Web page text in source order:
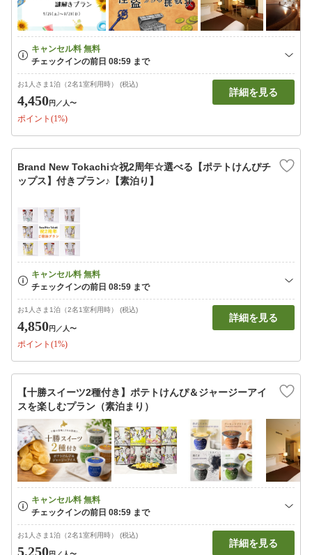
お1人さま1泊（2名1室利用時） (税込)
4,450円 ／人〜
ポイント(1%)
詳細を見る
Brand New Tokachi☆祝2周年☆選べる【ポテトけんぴチ
ップス】付きプラン♪【素泊り】
お1人さま1泊（2名1室利用時） (税込)
4,850円 ／人〜
ポイント(1%)
詳細を見る
【十勝スイーツ2種付き】ポテトけんぴ＆ジャージーアイ
スを楽しむプラン（素泊まり）
お1人さま1泊（2名1室利用時） (税込)
5,250
詳細を見る